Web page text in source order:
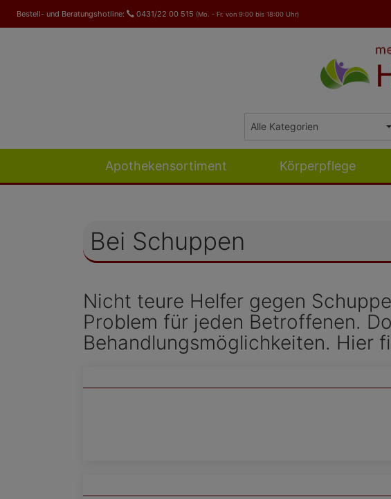
Bestell- und Beratungshotline: 0431/22 00 515 (Mo. - Fr. von 9:00 bis 18:00 Uhr)
Apothekensortiment Körperpflege
Bei Schuppen
Nicht teure Helfer gegen
Problem für jeden Betroffenen.
Behandlungsmöglichkeiten. Hier